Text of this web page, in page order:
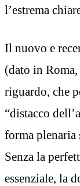
l’estrema
Il nuovo e
(dato in
riguardo, che
“distacco
forma plenaria
Senza la
essenziale, la